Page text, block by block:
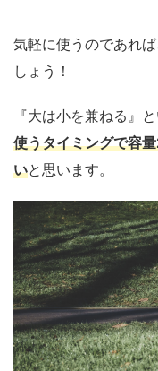
気軽に使うのであれば
しょう！
『大は小を兼ねる』
使うタイミングで容
いと思います。